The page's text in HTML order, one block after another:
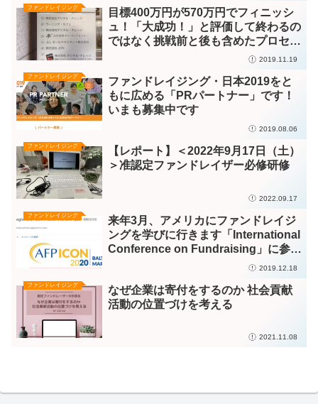
ファンドレイジング
目標400万円が570万円でフィニッシ
ュ！「大成功！」と評価して終わるの
ではなく挑戦前と後も含めたプロセス
2019.11.19
ファンドレイジング
ファンドレイジング・日本2019をと
もに広める「PRパートナー」です！
いまも募集中です
2019.08.06
ファンドレイジング
【レポート】＜2022年9月17日（土）
＞准認定ファンドレイザー必修研修
2022.09.17
ファンドレイジング
来年3月、アメリカにファンドレイジ
ングを学びに行きます「International
Conference on Fundraising」に参加
2019.12.18
ファンドレイジング
なぜ企業は寄付をするのか 社会貢献
活動の位置づけを考える
2021.11.08